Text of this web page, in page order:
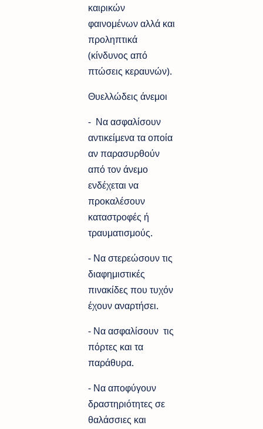
καιρικών
φαινομένων αλλά και
προληπτικά
(κίνδυνος από
πτώσεις κεραυνών).
Θυελλώδεις άνεμοι
- Να ασφαλίσουν
αντικείμενα τα οποία
αν παρασυρθούν
από τον άνεμο
ενδέχεται να
προκαλέσουν
καταστροφές ή
τραυματισμούς.
- Να στερεώσουν τις
διαφημιστικές
πινακίδες που τυχόν
έχουν αναρτήσει.
- Να ασφαλίσουν τις
πόρτες και τα
παράθυρα.
- Να αποφύγουν
δραστηριότητες σε
θαλάσσιες και